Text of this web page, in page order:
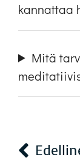
kannattaa
Mitä